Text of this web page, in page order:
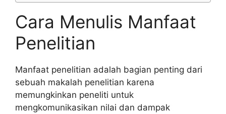
Cara Menulis Manfaat
Penelitian
Manfaat penelitian adalah bagian penting dari
sebuah makalah penelitian karena
memungkinkan peneliti untuk
mengkomunikasikan nilai dan dampak